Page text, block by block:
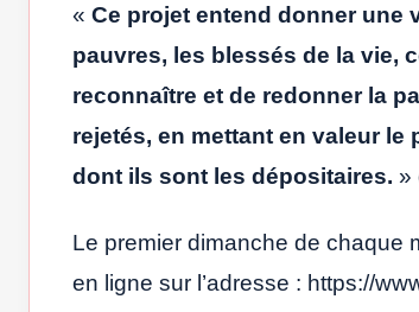
« Ce projet entend donner une
pauvres, les blessés de la vie,
reconnaître et de redonner la
rejetés, en mettant en valeur le
dont ils sont les dépositaires. »
Le premier dimanche de chaque
en ligne sur l’adresse : https://